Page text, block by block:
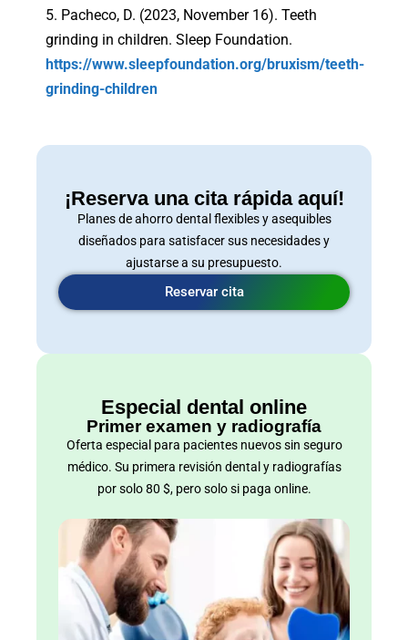
5. Pacheco, D. (2023, November 16). Teeth
grinding in children. Sleep Foundation.
https://www.sleepfoundation.org/bruxism/teeth-
grinding-children
¡Reserva una cita rápida aquí!
Planes de ahorro dental flexibles y asequibles
diseñados para satisfacer sus necesidades y
ajustarse a su presupuesto.
Reservar cita
Especial dental online
Primer examen y radiografía
Oferta especial para pacientes nuevos sin seguro
médico. Su primera revisión dental y radiografías
por solo 80 $, pero solo si paga online.